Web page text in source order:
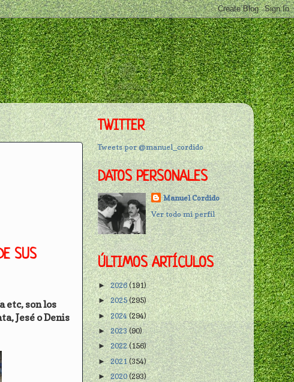
SUS
etc, son los
Jesé o Denis
TWITTER
Tweets por @manuel_cordido
DATOS PERSONALES
Manuel Cordido
Ver todo mi perfil
ÚLTIMOS ARTÍCULOS
►2026(191)
►2025(295)
►2024(294)
►2023(90)
►2022(156)
►2021(354)
►2020(293)